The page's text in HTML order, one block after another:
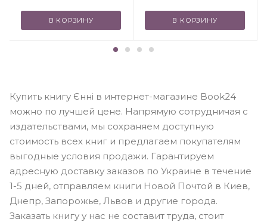
В КОРЗИНУ В КОРЗИНУ
Купить книгу Єнні в интернет-магазине Book24
можно по лучшей цене. Напрямую сотрудничая с
издательствами, мы сохраняем доступную
стоимость всех книг и предлагаем покупателям
выгодные условия продажи. Гарантируем
адресную доставку заказов по Украине в течение
1-5 дней, отправляем книги Новой Почтой в Киев,
Днепр, Запорожье, Львов и другие города.
Заказать книгу у нас не составит труда, стоит